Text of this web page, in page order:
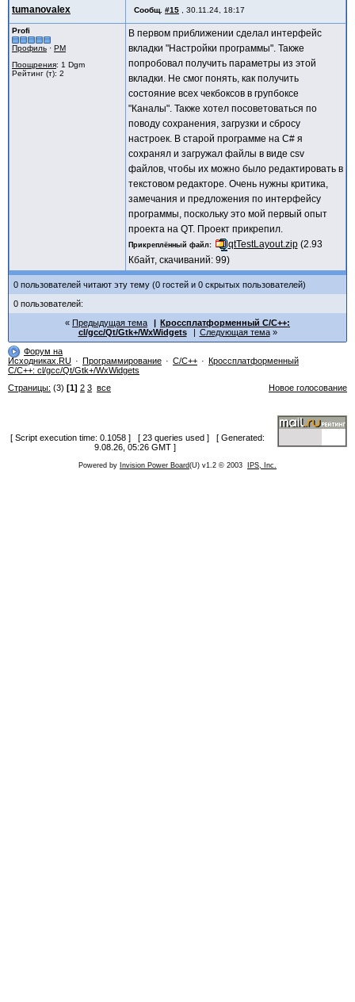
tumanovalex Сообщ. #15 30.11.24, 18:17
Profi
Профиль · PM
Поощрения: 1 Dgm
Рейтинг (т): 2
В первом приближении сделал интерфейс
вкладки "Настройки программы". Также
попробовал получить параметры из этой
вкладки. Не смог понять, как получить
состояние всех чекбоксов в групбоксе
"Каналы". Также хотел посоветоваться по
поводу сохранения, загрузки и сбросу
настроек. В старой программе на C# я
сохранял и загружал файлы в виде сsv
файлов, чтобы их можно было редактировать в
текстовом редакторе. Очень нужны критика,
замечания и предложения по интерфейсу
программы, поскольку это мой первый опыт
проекта на QT. Проект прикрепил.
Прикреплённый файл qtTestLayout.zip(2.93
Кбайт, скачиваний: 99)
0 пользователей читают эту тему (0 гостей и 0 скрытых пользователей)
0 пользователей:
Предыдущая тема
Кроссплатформенный C/C++:
cl/gcc/Qt/Gtk+/WxWidgets
Следующая тема
Форум на
Исходниках.RU
Программирование C/C++
Кроссплатформенный
C/C++: cl/gcc/Qt/Gtk+/WxWidgets
Страницы: (3) [1] 2 3 все Новое голосование
[ Script execution time: 0.1058 ] [ 23 queries used ] [ Generated:
9.08.26, 05:26 GMT ]
Powered by Invision Power Board(U) v1.2 © 2003 IPS, Inc.